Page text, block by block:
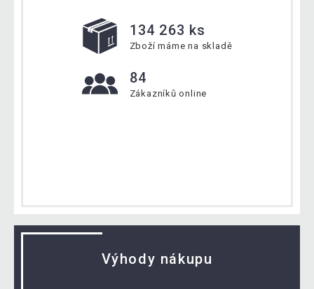
134 263 ks
Zboží máme na skladě
84
Zákazníků online
Výhody nákupu